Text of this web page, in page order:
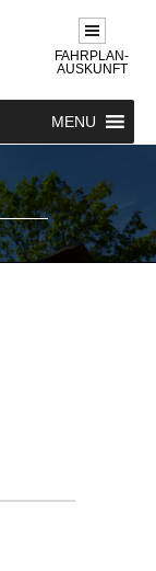
FAHRPLAN-
AUSKUNFT
MENU